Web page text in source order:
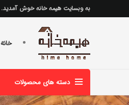
به وبسایت هیمه خانه خوش آمدید.
خانه
دسته های محصولات